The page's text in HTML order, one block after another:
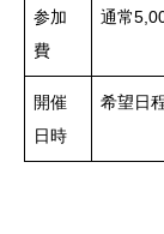
参加
費
通常
開催
日時
希望日